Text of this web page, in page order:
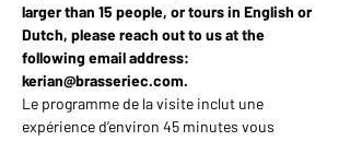
larger than 15 people, or tours in English or
Dutch, please reach out to us at the
following email address:
kerian@brasseriec.com.
Le programme de la visite inclut une
expérience d’environ 45 minutes vous